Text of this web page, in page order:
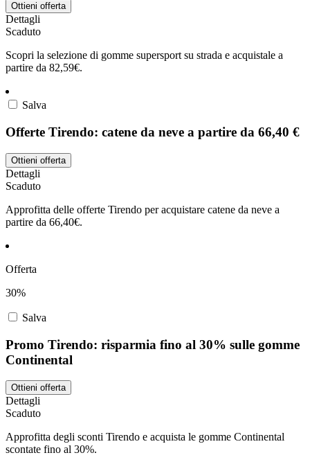
Ottieni offerta
Dettagli
Scaduto
Scopri la selezione di gomme supersport su strada e acquistale a
partire da 82,59€.
Salva
Offerte Tirendo: catene da neve a partire da 66,40 €
Ottieni offerta
Dettagli
Scaduto
Approfitta delle offerte Tirendo per acquistare catene da neve a
partire da 66,40€.
Offerta
30%
Salva
Promo Tirendo: risparmia fino al 30% sulle gomme
Continental
Ottieni offerta
Dettagli
Scaduto
Approfitta degli sconti Tirendo e acquista le gomme Continental
scontate fino al 30%.